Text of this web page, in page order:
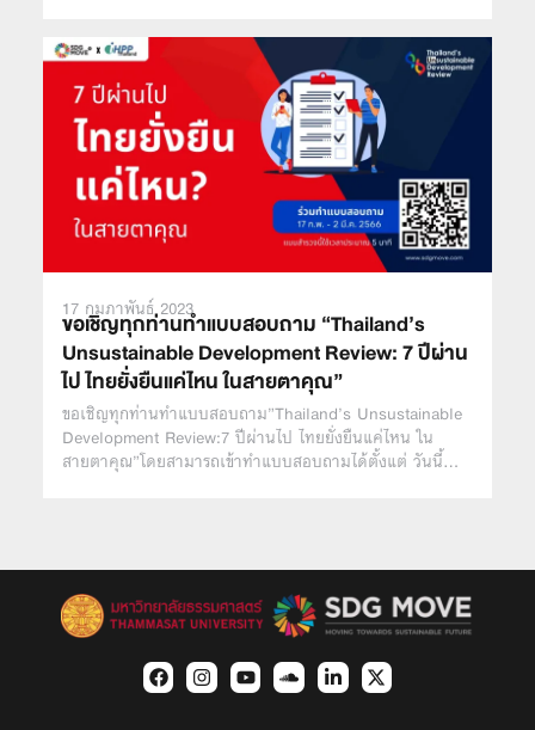
17 กุมภาพันธ์ 2023
ขอเชิญทุกท่านทำแบบสอบถาม “Thailand’s
Unsustainable Development Review: 7 ปีผ่าน
ไป ไทยยั่งยืนแค่ไหน ในสายตาคุณ”
ขอเชิญทุกท่านทำแบบสอบถาม”Thailand’s Unsustainable
Development Review:7 ปีผ่านไป ไทยยั่งยืนแค่ไหน ใน
สายตาคุณ”โดยสามารถเข้าทำแบบสอบถามได้ตั้งแต่ วันนี้…